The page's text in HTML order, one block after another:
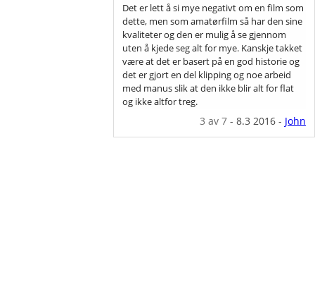
Det er lett å si mye negativt om en film som
dette, men som amatørfilm så har den sine
kvaliteter og den er mulig å se gjennom
uten å kjede seg alt for mye. Kanskje takket
være at det er basert på en god historie og
det er gjort en del klipping og noe arbeid
med manus slik at den ikke blir alt for flat
og ikke altfor treg.
3 av 7- 8.3 2016- John